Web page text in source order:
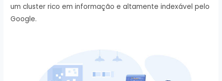
um cluster rico em informação e altamente indexável pelo
Google.